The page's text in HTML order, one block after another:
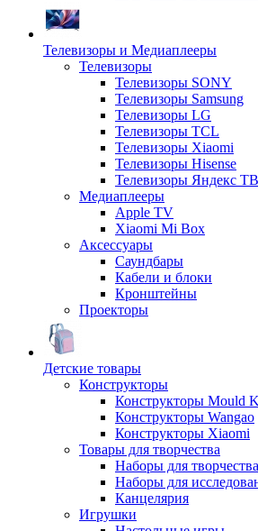
Телевизоры и Медиаплееры
Телевизоры
Телевизоры SONY
Телевизоры Samsung
Телевизоры LG
Телевизоры TCL
Телевизоры Xiaomi
Телевизоры Hisense
Телевизоры Яндекс ТВ
Медиаплееры
Apple TV
Xiaomi Mi Box
Аксессуары
Саундбары
Кабели и блоки
Кронштейны
Проекторы
Детские товары
Конструкторы
Конструкторы Mould
Конструкторы Wangao
Конструкторы Xiaomi
Товары для творчества
Наборы для творчества
Наборы для
Канцелярия
Игрушки